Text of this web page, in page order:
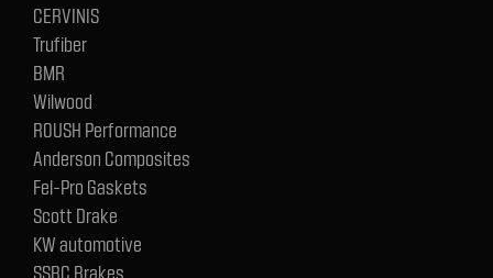
CERVINIS
Trufiber
BMR
Wilwood
ROUSH Performance
Anderson Composites
Fel-Pro Gaskets
Scott Drake
KW automotive
SSBC Brakes